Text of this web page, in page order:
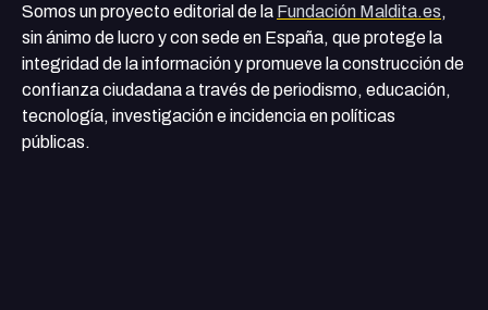
Somos un proyecto editorial de la Fundación Maldita.es,
sin ánimo de lucro y con sede en España, que protege la
integridad de la información y promueve la construcción de
confianza ciudadana a través de periodismo, educación,
tecnología, investigación e incidencia en políticas
públicas.